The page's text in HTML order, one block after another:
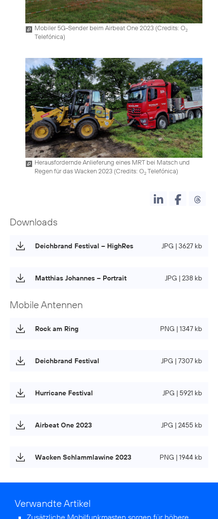
Mobiler 5G-Sender beim Airbeat One 2023 (Credits: O2
Telefónica)
Herausfordernde Anlieferung eines MRT bei Matsch und
Regen für das Wacken 2023 (Credits: O2Telefónica)
Downloads
Deichbrand Festival – HighRes JPG | 3627 kb
Matthias Johannes – Portrait JPG | 238 kb
Mobile Antennen
Rock am Ring PNG | 1347 kb
Deichbrand Festival JPG | 7307 kb
Hurricane Festival JPG | 5921 kb
Airbeat One 2023 JPG | 2455 kb
Wacken Schlammlawine 2023 PNG | 1944 kb
Verwandte Artikel
Zusätzliche Mobilfunkmasten sorgen für höhere